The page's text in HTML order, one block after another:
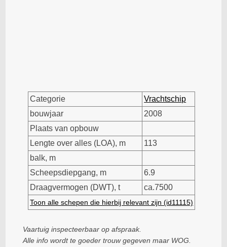
Categorie
Vrachtschip
bouwjaar
2008
Plaats van opbouw
Lengte over alles (LOA), m
113
balk, m
Scheepsdiepgang, m
6.9
Draagvermogen (DWT), t
ca.7500
Toon alle schepen die hierbij relevant zijn (id11115)
Vaartuig inspecteerbaar op afspraak.
Alle info wordt te goeder trouw gegeven maar WOG.